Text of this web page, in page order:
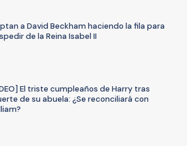
a David Beckham haciendo la fila para
de la Reina Isabel II
El triste cumpleaños de Harry tras
de su abuela: ¿Se reconciliará con